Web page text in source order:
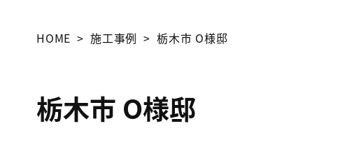
HOME 施工事例 栃木市 O様邸
栃木市 O様邸